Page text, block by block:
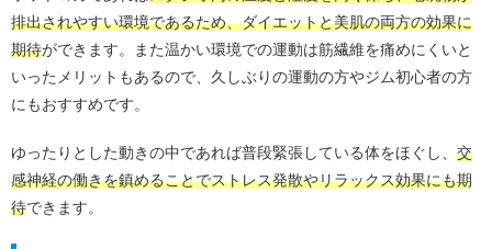
排出されやすい環境であるため、ダイエットと美肌の両方の効果に
期待ができます。また温かい環境での運動は筋繊維を痛めにくいと
いったメリットもあるので、久しぶりの運動の方やジム初心者の方
にもおすすめです。
ゆったりとした動きの中であれば普段緊張している体をほぐし、 交
感神経の働きを鎮めることでストレス発散やリラックス効果にも期
待できます。